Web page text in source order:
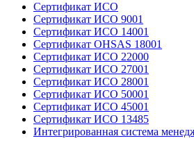
Сертификат ИСО
Сертификат ИСО 9001
Сертификат ИСО 14001
Сертификат OHSAS 18001
Сертификат ИСО 22000
Сертификат ИСО 27001
Сертификат ИСО 28001
Сертификат ИСО 50001
Сертификат ИСО 45001
Сертификат ИСО 13485
Интегрированная система